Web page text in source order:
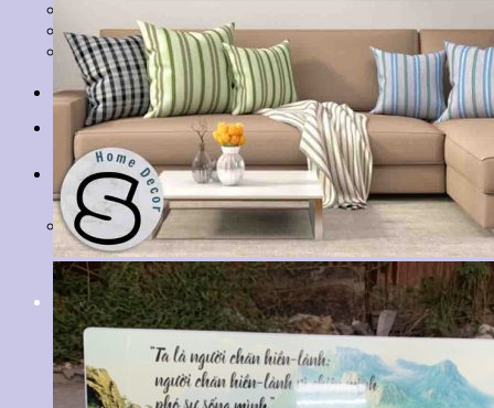
Tranh Tĩnh Vật
Tranh Đồng Quê
Tranh Thuỷ Mặc
Tranh Con Hổ
Tin tức
Liên hệ
Giỏ hàng
Chưa có sản phẩm trong giỏ hàng.
Tìm
kiếm: